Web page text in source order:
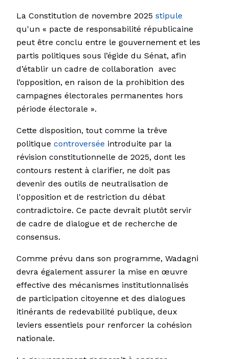
La Constitution de novembre 2025 stipule
qu'un « pacte de responsabilité républicaine
peut être conclu entre le gouvernement et les
partis politiques sous l’égide du Sénat, afin
d’établir un cadre de collaboration avec
l’opposition, en raison de la prohibition des
campagnes électorales permanentes hors
période électorale ».
Cette disposition, tout comme la trêve
politique controversée introduite par la
révision constitutionnelle de 2025, dont les
contours restent à clarifier, ne doit pas
devenir des outils de neutralisation de
l'opposition et de restriction du débat
contradictoire. Ce pacte devrait plutôt servir
de cadre de dialogue et de recherche de
consensus.
Comme prévu dans son programme, Wadagni
devra également assurer la mise en œuvre
effective des mécanismes institutionnalisés
de participation citoyenne et des dialogues
itinérants de redevabilité publique, deux
leviers essentiels pour renforcer la cohésion
nationale.